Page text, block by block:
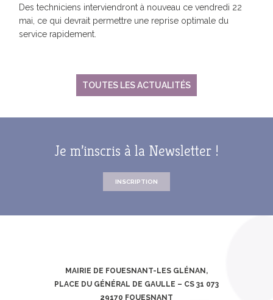
Des techniciens interviendront à nouveau ce vendredi 22
mai, ce qui devrait permettre une reprise optimale du
service rapidement.
TOUTES LES ACTUALITÉS
Je m’inscris à la Newsletter !
INSCRIPTION
MAIRIE DE FOUESNANT-LES GLÉNAN,
PLACE DU GÉNÉRAL DE GAULLE – CS 31 073
29170 FOUESNANT